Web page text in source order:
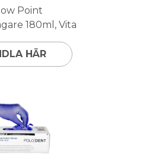
Point
180ml, Vita
HÄR